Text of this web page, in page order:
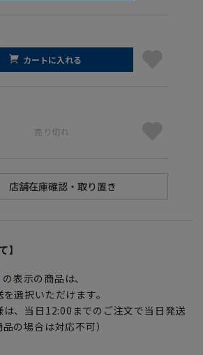
カートに入れる
売り切れ
】
の表示の商品は、
選択いただけます。
は、当日12:00までのご注文で当日発送
の場合は対応不可）